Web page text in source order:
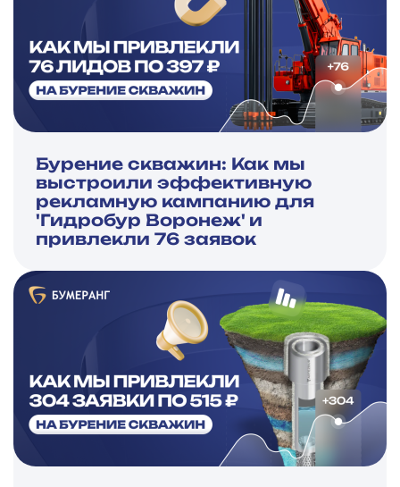
Бурение скважин: Как мы
выстроили эффективную
рекламную кампанию для
'Гидробур Воронеж' и
привлекли 76 заявок